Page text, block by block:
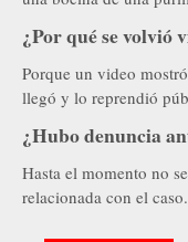
¿Por qué se volvió
Porque un video
llegó y lo reprendió
¿Hubo denuncia
Hasta el momento no
relacionada con el caso.